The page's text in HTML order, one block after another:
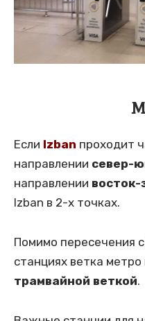
Если Izban проходит
направлении север-
направлении восток-
Izban в 2-х точках.
Помимо пересечения
станциях ветка
трамвайной веткой.